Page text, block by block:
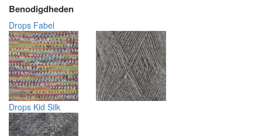
Benodigdheden
Drops Fabel
Drops Kid Silk